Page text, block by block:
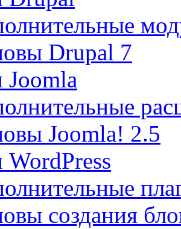
Drupal 7
Joomla
Joomla! 2.5
создания